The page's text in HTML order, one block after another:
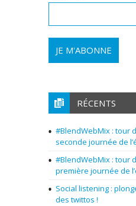
RÉCENTS
#BlendWebMix : tour
seconde journée de
#BlendWebMix : tour
première journée de
Social listening :
des twittos !